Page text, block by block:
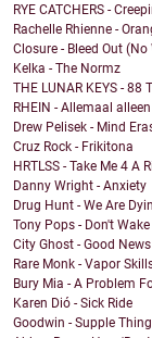
RYE CATCHERS -
Rachelle Rhienne -
Closure - Bleed Out (No
Kelka - The Normz
THE LUNAR KEYS - 88
RHEIN - Allemaal alleen
Drew Pelisek - Mind
Cruz Rock - Frikitona
HRTLSS - Take Me 4 A
Danny Wright - Anxiety
Drug Hunt - We Are
Tony Pops - Don't
City Ghost - Good News
Rare Monk - Vapor
Bury Mia - A Problem
Karen Dió - Sick Ride
Goodwin - Supple Thing